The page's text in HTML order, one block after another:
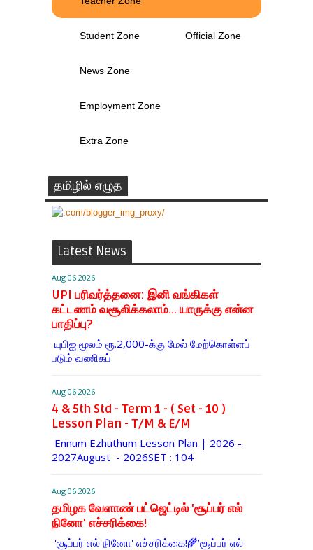
Student Zone Official Zone
News Zone
Employment Zone
Extra Zone
தமிழில் எழுத
Latest News
Aug 06 2026
UPI பரிவர்த்தனை: இனி வங்கிகள்
கட்டணம் வசூலிக்கலாம்... யாருக்கு என்ன
பாதிப்பு?
யுபிஐ மூலம் ரூ.2,000-க்கு மேல் மேற்​கொள்​ளப்​
படும் வணி​கப்
Aug 06 2026
4 & 5th Std - Term 1 - ( Set - 10 )
Lesson Plan - T/M & E/M
Ennum Ezhuthum Lesson Plan | 2026 -
2027August - 2026SET : 104
Aug 06 2026
தமிழக வேளாண் பட்ஜெட்டில் 'சூப்பர் எல்
நினோ' எச்சரிக்கை!
'சூப்பர் எல் நினோ' எச்சரிக்கை!🌾‘சூப்பர் எல்